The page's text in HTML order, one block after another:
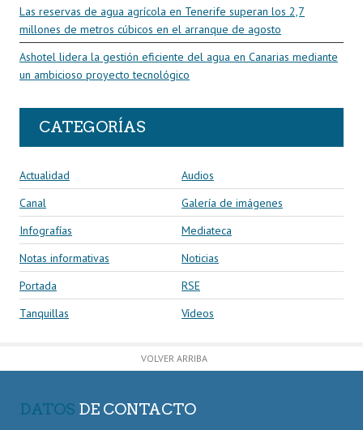
Las reservas de agua agrícola en Tenerife superan los 2,7
millones de metros cúbicos en el arranque de agosto
Ashotel lidera la gestión eficiente del agua en Canarias mediante
un ambicioso proyecto tecnológico
CATEGORÍAS
Actualidad
Audios
Canal
Galería de imágenes
Infografías
Mediateca
Notas informativas
Noticias
Portada
RSE
Tanquillas
Vídeos
VOLVER ARRIBA
DATOS DE CONTACTO